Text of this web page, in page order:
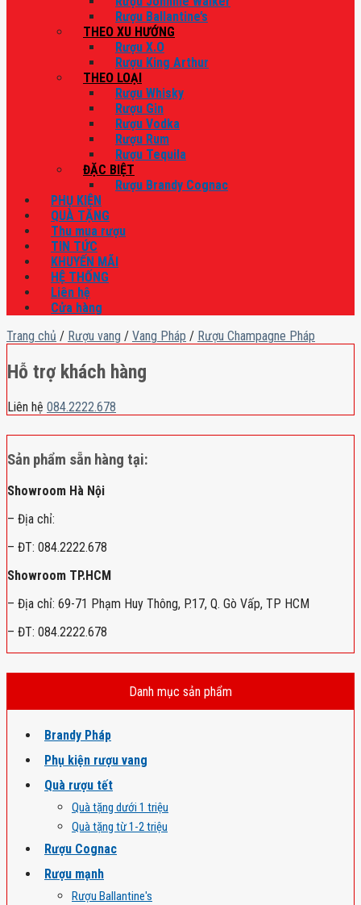
Rượu Ballantine’s
THEO XU HƯỚNG
Rượu X.O
Rượu King Arthur
THEO LOẠI
Rượu Whisky
Rượu Gin
Rượu Vodka
Rượu Rum
Rượu Tequila
ĐẶC BIỆT
Rượu Brandy Cognac
PHỤ KIỆN
QUÀ TẶNG
Thu mua rượu
TIN TỨC
KHUYẾN MÃI
HỆ THỐNG
Liên hệ
Cửa hàng
Trang chủ / Rượu vang / Vang Pháp / Rượu Champagne Pháp
Hỗ trợ khách hàng
Liên hệ 084.2222.678
Sản phẩm sẵn hàng tại:
Showroom Hà Nội
– Địa chỉ:
– ĐT: 084.2222.678
Showroom TP.HCM
– Địa chỉ: 69-71 Phạm Huy Thông, P.17, Q. Gò Vấp, TP HCM
– ĐT: 084.2222.678
Danh mục sản phẩm
Brandy Pháp
Phụ kiện rượu vang
Quà rượu tết
Quà tặng dưới 1 triệu
Quà tặng từ 1-2 triệu
Rượu Cognac
Rượu mạnh
Rượu Ballantine's